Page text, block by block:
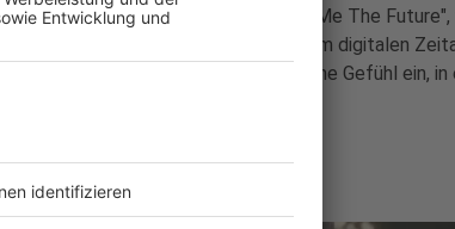
vierten Studioalbum "Give Me The
zelebrieren sie das Lebensgefühl im digitalen
Tech-Ära und fangen dieses seltsame Gefühl ein,
Science-Fiction anfühlt.